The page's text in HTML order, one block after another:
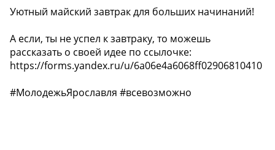
Уютный майский завтрак для больших начинаний!
А если, ты не успел к завтраку, то можешь
рассказать о своей идее по ссылочке:
https://forms.yandex.ru/u/6a06e4a6068ff02906810410
#МолодежьЯрославля #всевозможно